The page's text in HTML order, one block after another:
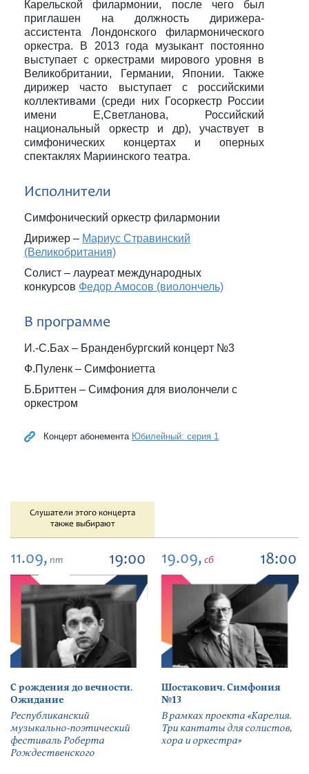
Карельской филармонии, после чего был
приглашен на должность дирижера-
ассистента Лондонского филармонического
оркестра. В 2013 года музыкант постоянно
выступает с оркестрами мирового уровня в
Великобритании, Германии, Японии. Также
дирижер часто выступает с российскими
коллективами (среди них Госоркестр России
имени Е,Светланова, Российский
национальный оркестр и др), участвует в
симфонических концертах и оперных
спектаклях Мариинского театра.
Исполнители
Симфонический оркестр филармонии
Дирижер – Мариус Стравинский
(Великобритания)
Солист – лауреат международных
конкурсов Федор Амосов (виолончель)
В программе
И.-С.Бах – Бранденбургский концерт №3
Ф.Пуленк – Симфониетта
Б.Бриттен – Симфония для виолончели с
оркестром
Концерт абонемента Юбилейный: серия 1
Слушатели этого концерта
также выбирают
11.09, пт 19:00
С рождения до вечности.
Ожидание
Республиканский
музыкально-поэтический
фестиваль Роберта
Рождественского
19.09, сб 18:00
Шостакович. Симфония
№13
В рамках проекта «Карелия.
Три кантаты для солистов,
хора и оркестра»